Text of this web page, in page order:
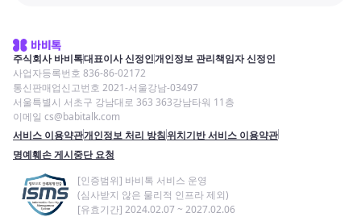
주식회사 바비톡대표이사 신정인개인정보 관리책임자 신정인
사업자등록번호 836-86-02172
통신판매업신고번호 2021-서울강남-03497
서울특별시 서초구 강남대로 363 363강남타워 11층
이메일 cs@babitalk.com
서비스 이용약관개인정보 처리 방침위치기반 서비스 이용약관
명예훼손 게시중단 요청
[인증범위] 바비톡 서비스 운영
(심사받지 않은 물리적 인프라 제외)
[유효기간] 2024.02.07 ~ 2027.02.06